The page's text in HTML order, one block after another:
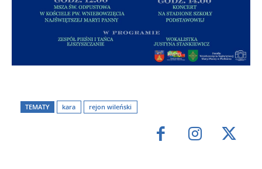
TEMATY kara rejon wileński